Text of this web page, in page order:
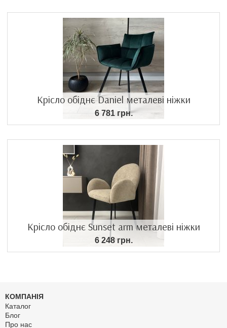
Крісло обіднє Daniel металеві ніжки
6 781 грн.
Крісло обіднє Sunset arm металеві ніжки
6 248 грн.
КОМПАНІЯ
Каталог
Блог
Про нас